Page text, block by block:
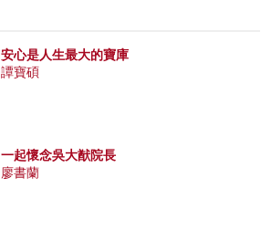
安心是人生最大的寶庫
譚寶碩
一起懷念吳大猷院長
廖書蘭